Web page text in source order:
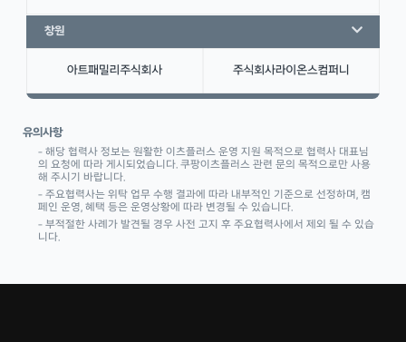
창원
유의사항
– 해당 협력사 정보는 원활한 이츠플러스 운영 지원 목적으로 협력사 대표님
의 요청에 따라 게시되었습니다. 쿠팡이츠플러스 관련 문의 목적으로만 사용
해 주시기 바랍니다.
– 주요협력사는 위탁 업무 수행 결과에 따라 내부적인 기준으로 선정하며, 캠
페인 운영, 혜택 등은 운영상황에 따라 변경될 수 있습니다.
– 부적절한 사례가 발견될 경우 사전 고지 후 주요협력사에서 제외 될 수 있습
니다.